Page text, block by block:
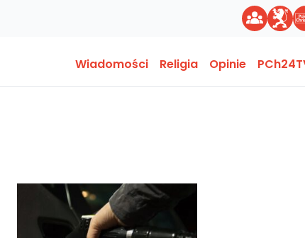
Wiadomości Religia Opinie